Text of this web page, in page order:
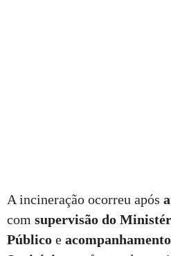
A incineração ocorreu após
com supervisão do
Público e